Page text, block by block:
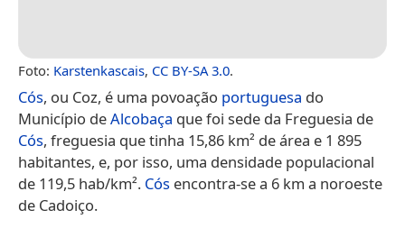
Foto: Karstenkascais, CC BY-SA 3.0.
Cós, ou Coz, é uma povoação portuguesa do
Município deAlcobaça que foi sede da Freguesia de
Cós, freguesia que tinha 15,86 km² de área e 1 895
habitantes, e, por isso, uma densidade populacional
de 119,5 hab/km². Cós encontra-se a 6 km a noroeste
de Cadoiço.